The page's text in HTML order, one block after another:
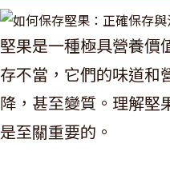
堅果是一種極具營養價
存不當，它們的味道和
降，甚至變質。理解堅
是至關重要的。